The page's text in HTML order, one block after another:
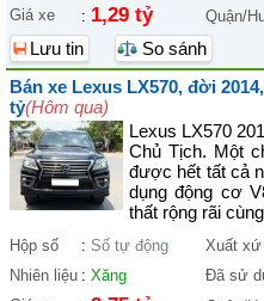
Giá xe
: 1,29 tỷ Quận/
Lưu tin
So sánh
Bán xe Lexus LX570, đời
tỷ(Hôm qua)
Lexus LX570
Chủ Tịch. Một
được hết tất cả
dụng động cơ
thất rộng rãi
Hộp số : Số tự động Xuất xứ
Nhiên liệu : Xăng Đã sử